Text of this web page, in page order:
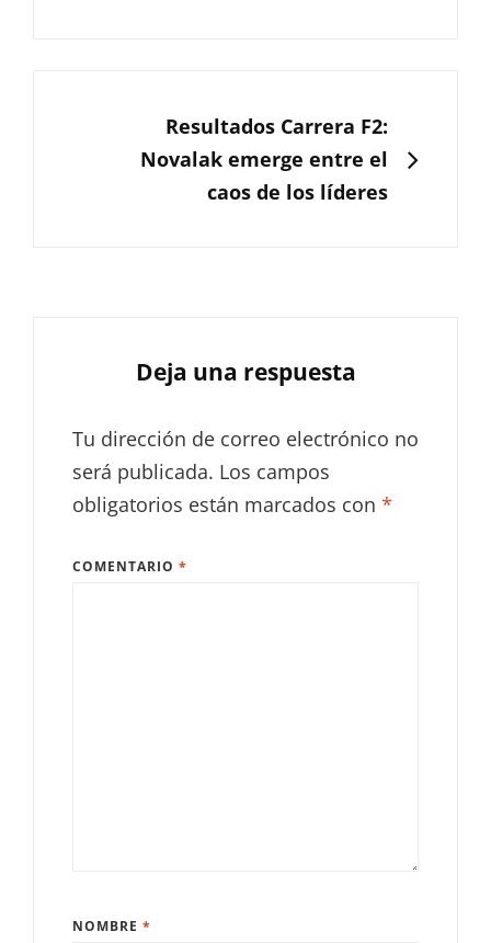
SIGUIENTEResultados Carrera F2:
Novalak emerge entre el
caos de los líderes
Deja una respuesta
Tu dirección de correo electrónico no
será publicada. Los campos
obligatorios están marcados con *
COMENTARIO *
NOMBRE *